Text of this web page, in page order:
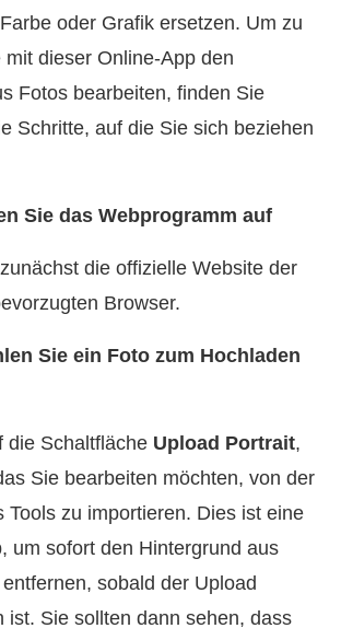
oder Grafik ersetzen. Um zu
dieser Online‑App den
Fotos bearbeiten, finden Sie
Schritte, auf die Sie sich beziehen
Sie das Webprogramm auf
die offizielle Website der
Browser.
Sie ein Foto zum Hochladen
die Schaltfläche Upload Portrait,
Sie bearbeiten möchten, von der
Tools zu importieren. Dies ist eine
um sofort den Hintergrund aus
sobald der Upload
ist. Sie sollten dann sehen, dass